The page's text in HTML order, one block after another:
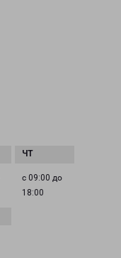
с 09:00 до
18:00